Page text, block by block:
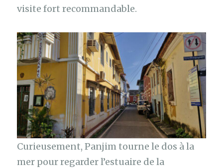
visite fort recommandable.
Curieusement, Panjim tourne le dos à la
mer pour regarder l’estuaire de la